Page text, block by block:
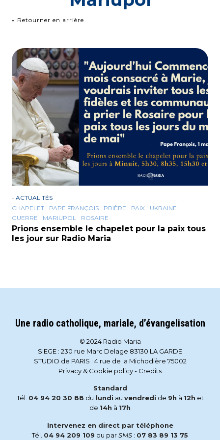
« Retourner en arrière
- ACTUALITÉS
CHAPELET
PAPE FRANÇOIS PRIÈRE PAIX
UKRAINE
GUERRE
MARIUPOL ROSAIRE
Prions ensemble le chapelet pour la paix tous
les jour sur Radio Maria
Une radio catholique, mariale, d’évangelisation
© 2024 Radio Maria
SIEGE : 230 rue Marc Delage 83130 LA GARDE
STUDIO de PARIS : 4 rue de la Michodière 75002
Privacy & Cookie policy- Credits
Standard
Tél. 04 94 20 30 88 du lundi au vendredi de 9h à 12h et
de 14h à 17h
Intervenez en direct par téléphone
Tél. 04 94 209 109 ou parSMS : 07 83 89 13 75